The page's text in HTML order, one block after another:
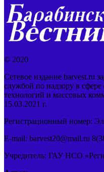
© 2020
Сетевое издание barvest.ru
службой по надзору в
технологий и массовых
15.03.2021 г.
Регистрационный номер:
E-mail: barvest20@mail.ru
Учредитель: ГАУ НСО